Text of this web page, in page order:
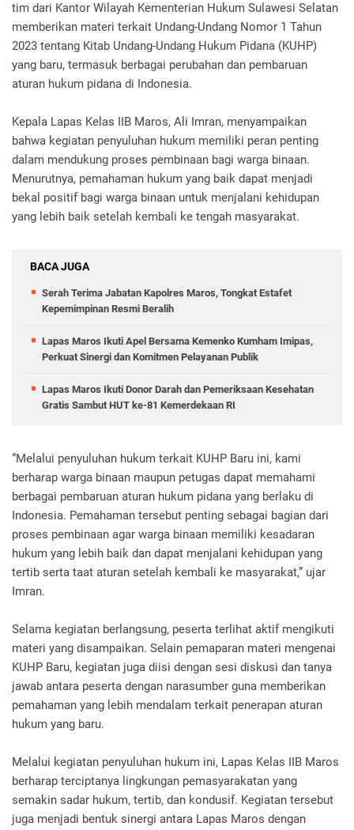
tim dari Kantor Wilayah Kementerian Hukum Sulawesi Selatan
memberikan materi terkait Undang-Undang Nomor 1 Tahun
2023 tentang Kitab Undang-Undang Hukum Pidana (KUHP)
yang baru, termasuk berbagai perubahan dan pembaruan
aturan hukum pidana di Indonesia.
Kepala Lapas Kelas IIB Maros, Ali Imran, menyampaikan
bahwa kegiatan penyuluhan hukum memiliki peran penting
dalam mendukung proses pembinaan bagi warga binaan.
Menurutnya, pemahaman hukum yang baik dapat menjadi
bekal positif bagi warga binaan untuk menjalani kehidupan
yang lebih baik setelah kembali ke tengah masyarakat.
BACA JUGA
Serah Terima Jabatan Kapolres Maros, Tongkat Estafet
Kepemimpinan Resmi Beralih
Lapas Maros Ikuti Apel Bersama Kemenko Kumham Imipas,
Perkuat Sinergi dan Komitmen Pelayanan Publik
Lapas Maros Ikuti Donor Darah dan Pemeriksaan Kesehatan
Gratis Sambut HUT ke-81 Kemerdekaan RI
“Melalui penyuluhan hukum terkait KUHP Baru ini, kami
berharap warga binaan maupun petugas dapat memahami
berbagai pembaruan aturan hukum pidana yang berlaku di
Indonesia. Pemahaman tersebut penting sebagai bagian dari
proses pembinaan agar warga binaan memiliki kesadaran
hukum yang lebih baik dan dapat menjalani kehidupan yang
tertib serta taat aturan setelah kembali ke masyarakat,” ujar
Imran.
Selama kegiatan berlangsung, peserta terlihat aktif mengikuti
materi yang disampaikan. Selain pemaparan materi mengenai
KUHP Baru, kegiatan juga diisi dengan sesi diskusi dan tanya
jawab antara peserta dengan narasumber guna memberikan
pemahaman yang lebih mendalam terkait penerapan aturan
hukum yang baru.
Melalui kegiatan penyuluhan hukum ini, Lapas Kelas IIB Maros
berharap terciptanya lingkungan pemasyarakatan yang
semakin sadar hukum, tertib, dan kondusif. Kegiatan tersebut
juga menjadi bentuk sinergi antara Lapas Maros dengan